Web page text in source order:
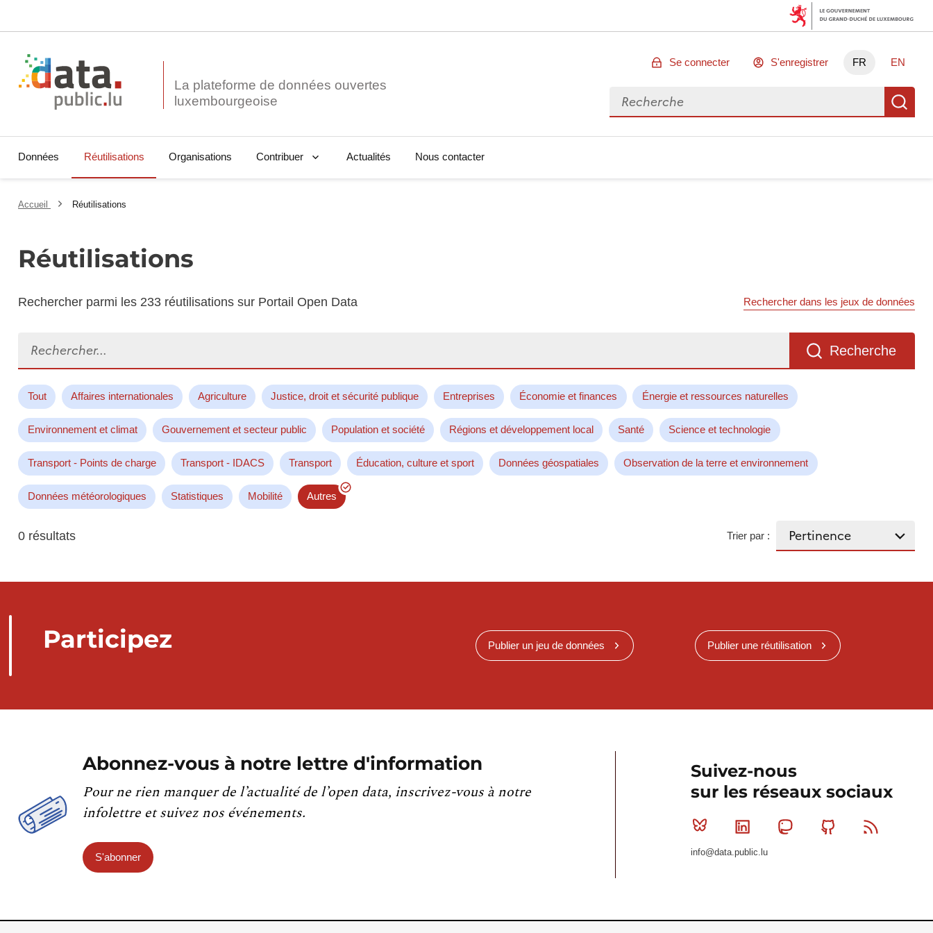
La plateforme de données ouvertes
Se connecter S'enregistrer FR EN
Rechercher des données
Données Réutilisations Organisations Contribuer Actualités Nous contacter
Accueil Réutilisations
Réutilisations
Rechercher parmi les 233 réutilisations sur Portail Open Data Rechercher dans les jeux de données
Recherche
Tout Affaires internationales Agriculture Justice, droit et sécurité publique Entreprises Économie et finances Énergie et ressources naturelles
Environnement et climat Gouvernement et secteur public Population et société Régions et développement local Santé Science et technologie
Transport - Points de charge Transport - IDACS Transport Éducation, culture et sport Données géospatiales Observation de la terre et environnement
Données météorologiques Statistiques Mobilité Autres
0 résultats Trier par :
Participez Publier un jeu de données Publier une réutilisation
Abonnez-vous à notre lettre d'information
Pour ne rien manquer de l’actualité de l’open data, inscrivez-vous à notre
infolettre et suivez nos événements.
S'abonner
Suivez-nous
sur les réseaux sociaux
Bluesky Linkedin MastodonGithub
info@data.public.lu